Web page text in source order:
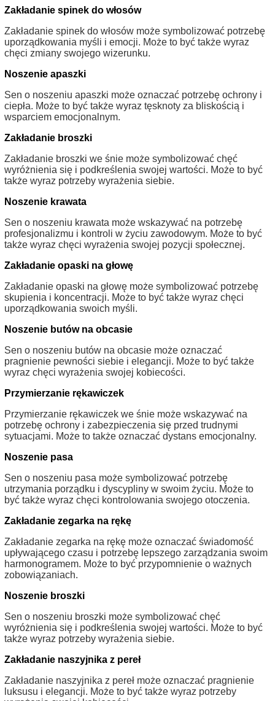
Zakładanie spinek do włosów
Zakładanie spinek do włosów może symbolizować potrzebę
uporządkowania myśli i emocji. Może to być także wyraz
chęci zmiany swojego wizerunku.
Noszenie apaszki
Sen o noszeniu apaszki może oznaczać potrzebę ochrony i
ciepła. Może to być także wyraz tęsknoty za bliskością i
wsparciem emocjonalnym.
Zakładanie broszki
Zakładanie broszki we śnie może symbolizować chęć
wyróżnienia się i podkreślenia swojej wartości. Może to być
także wyraz potrzeby wyrażenia siebie.
Noszenie krawata
Sen o noszeniu krawata może wskazywać na potrzebę
profesjonalizmu i kontroli w życiu zawodowym. Może to być
także wyraz chęci wyrażenia swojej pozycji społecznej.
Zakładanie opaski na głowę
Zakładanie opaski na głowę może symbolizować potrzebę
skupienia i koncentracji. Może to być także wyraz chęci
uporządkowania swoich myśli.
Noszenie butów na obcasie
Sen o noszeniu butów na obcasie może oznaczać
pragnienie pewności siebie i elegancji. Może to być także
wyraz chęci wyrażenia swojej kobiecości.
Przymierzanie rękawiczek
Przymierzanie rękawiczek we śnie może wskazywać na
potrzebę ochrony i zabezpieczenia się przed trudnymi
sytuacjami. Może to także oznaczać dystans emocjonalny.
Noszenie pasa
Sen o noszeniu pasa może symbolizować potrzebę
utrzymania porządku i dyscypliny w swoim życiu. Może to
być także wyraz chęci kontrolowania swojego otoczenia.
Zakładanie zegarka na rękę
Zakładanie zegarka na rękę może oznaczać świadomość
upływającego czasu i potrzebę lepszego zarządzania swoim
harmonogramem. Może to być przypomnienie o ważnych
zobowiązaniach.
Noszenie broszki
Sen o noszeniu broszki może symbolizować chęć
wyróżnienia się i podkreślenia swojej wartości. Może to być
także wyraz potrzeby wyrażenia siebie.
Zakładanie naszyjnika z pereł
Zakładanie naszyjnika z pereł może oznaczać pragnienie
luksusu i elegancji. Może to być także wyraz potrzeby